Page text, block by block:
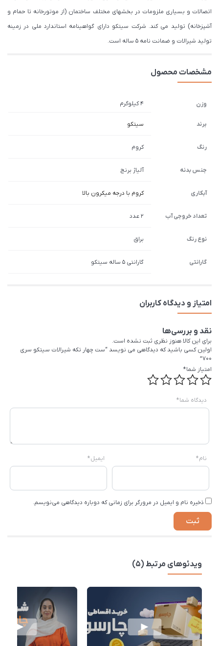
اتصالات و بسیاری ملزومات در بخشهای مختلف ساختمان (از موتورخانه تا حمام و
آشپزخانه) تولید می کند. شرکت سیتکو دارای گواهینامه استاندارد ملی در زمینه
تولید شیرالات و ضمانت نامه 5 ساله است.
مشخصات محصول
وزن 4 کیلوگرم
برند سیتکو
رنگ کروم
جنس بدنه آلیاژ برنج
آبکاری کروم با درجه میکرون بالا
تعداد خروجی آب 2 عدد
نوع رنگ براق
گارانتی گارانتی 5 ساله سیتکو
امتیاز و دیدگاه کاربران
نقد و بررسی‌ها
برای این کالا هنوز نظری ثبت نشده است.
اولین کسی باشید که دیدگاهی می نویسد “ست چهار تکه شیرالات سیتکو سری
700”
امتیاز شما*
دیدگاه شما*
نام* ایمیل*
ذخیره نام و ایمیل در مرورگر برای زمانی که دوباره دیدگاهی می‌نویسم.
ویدئوهای مرتبط (5)